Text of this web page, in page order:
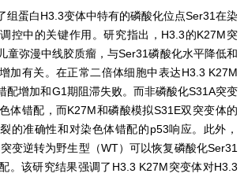
组蛋白H3.3变体中特有的磷酸化位点Ser31在染
控中的关键作用。研究指出，H3.3的K27M突
童弥漫中线胶质瘤，与Ser31磷酸化水平降低和
加有关。在正常二倍体细胞中表达H3.3 K27M
配增加和G1期阻滞失败。而非磷酸化S31A突变
体错配，而K27M和磷酸模拟S31E双突变体的
的准确性和对染色体错配的p53响应。此外，
变逆转为野生型（WT）可以恢复磷酸化Ser31
。该研究结果强调了H3.3 K27M突变体对H3.3